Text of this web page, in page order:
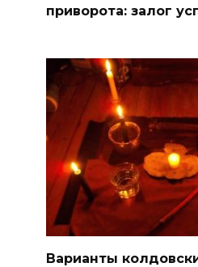
приворота: залог
Варианты